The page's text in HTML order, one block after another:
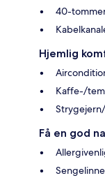
40-
Hjemlig
Kaffe-/
Få en god